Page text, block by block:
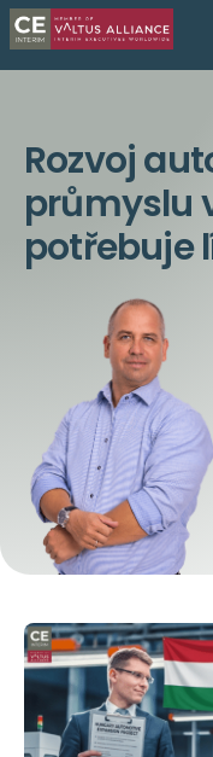
Rozvoj
průmyslu
potřebuje